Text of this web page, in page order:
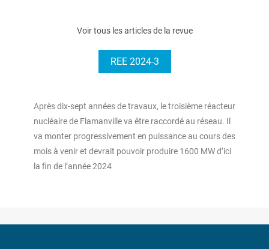
Voir tous les articles de la revue
REE 2024-3
Après dix-sept années de travaux, le troisième réacteur
nucléaire de Flamanville va être raccordé au réseau. Il
va monter progressivement en puissance au cours des
mois à venir et devrait pouvoir produire 1600 MW d’ici
la fin de l’année 2024